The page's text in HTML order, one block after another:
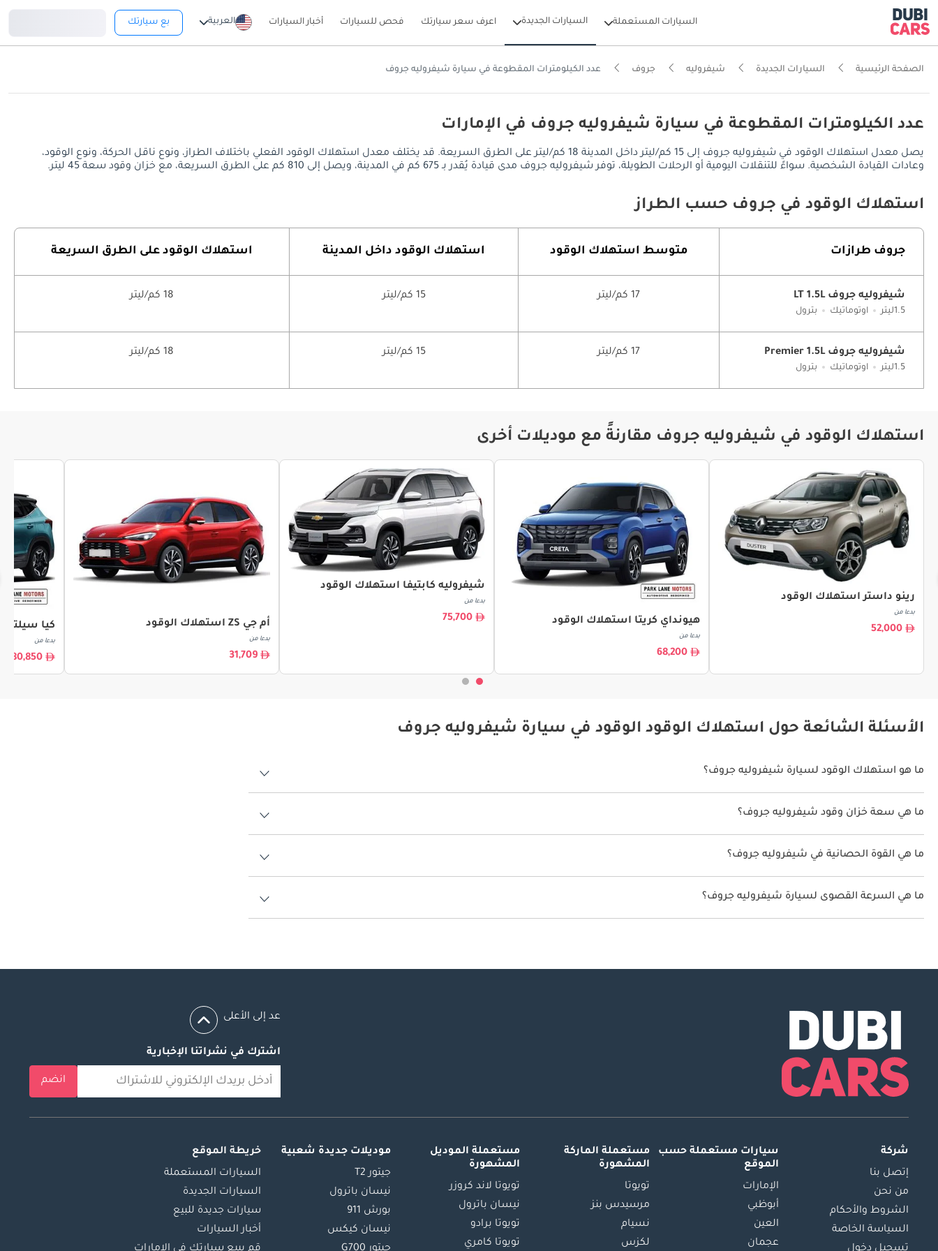
السيارات المستعملة السيارات الجديدة اعرف سعر سيارتك فحص للسيارات أخبار السيارات العربية بع سيارتك
الصفحة الرئيسية السيارات الجديدة شيفروليه جروف عدد الكيلومترات المقطوعة في سيارة شيفروليه جروف
عدد الكيلومترات المقطوعة في سيارة شيفروليه جروف في الإمارات
يصل معدل استهلاك الوقود في شيفروليه جروف إلى 15 كم/ليتر داخل المدينة 18 كم/ليتر على الطرق السريعة. قد يختلف معدل استهلاك الوقود الفعلي باختلاف الطراز، ونوع ناقل الحركة، ونوع الوقود،
وعادات القيادة الشخصية. سواءً للتنقلات اليومية أو الرحلات الطويلة، توفر شيفروليه جروف مدى قيادة يُقدر بـ 675 كم في المدينة، ويصل إلى 810 كم على الطرق السريعة، مع خزان وقود سعة 45 ليتر.
استهلاك الوقود في جروف حسب الطراز
جروف طرازات متوسط ​​استهلاك الوقود استهلاك الوقود داخل المدينة استهلاك الوقود على الطرق السريعة
شيفروليه جروف LT 1.5L
1.5ليتر اوتوماتيك بترول
17 كم/ليتر 15 كم/ليتر 18 كم/ليتر
شيفروليه جروف Premier 1.5L
1.5ليتر اوتوماتيك بترول
17 كم/ليتر 15 كم/ليتر 18 كم/ليتر
استهلاك الوقود في شيفروليه جروف مقارنةً مع موديلات أخرى
رينو داستر استهلاك الوقود
بدءا من
52,000
هيونداي كريتا استهلاك الوقود
بدءا من
68,200
شيفروليه كابتيفا استهلاك الوقود
بدءا من
75,700
أم جي ZS استهلاك الوقود
بدءا من
31,709
كيا
بدءا من
80,850
الأسئلة الشائعة حول استهلاك الوقود الوقود في سيارة شيفروليه جروف
ما هو استهلاك الوقود لسيارة شيفروليه جروف؟
يتراوح استهلاك الوقود لسيارة شيفروليه جروف بين 15 كم/ليتر.
ما هي سعة خزان وقود شيفروليه جروف؟
سعة خزان وقود شيفروليه جروف 45 ليتر.
ما هي القوة الحصانية في شيفروليه جروف؟
تنتج شيفروليه جروف قوة 94 حصان.
ما هي السرعة القصوى لسيارة شيفروليه جروف؟
السرعة القصوى لسيارة شيفروليه جروف هي 180 كم/الساعة.
عد إلى الأعلى
اشترك في نشراتنا الإخبارية
انضم
شركة
إتصل بنا
من نحن
الشروط والأحكام
السياسة الخاصة
سيارات مستعملة حسب
الموقع
الإمارات
أبوظبي
العين
عجمان
مستعملة الماركة
المشهورة
تويوتا
مرسيدس بنز
نسيام
لكزس
مستعملة الموديل
المشهورة
تويوتا لاند كروزر
نيسان باترول
تويوتا برادو
تويوتا كامري
موديلات جديدة شعبية
جيتور T2
نيسان باترول
بورش 911
نيسان كيكس
خريطة الموقع
السيارات المستعملة
السيارات الجديدة
سيارات جديدة للبيع
أخبار السيارات